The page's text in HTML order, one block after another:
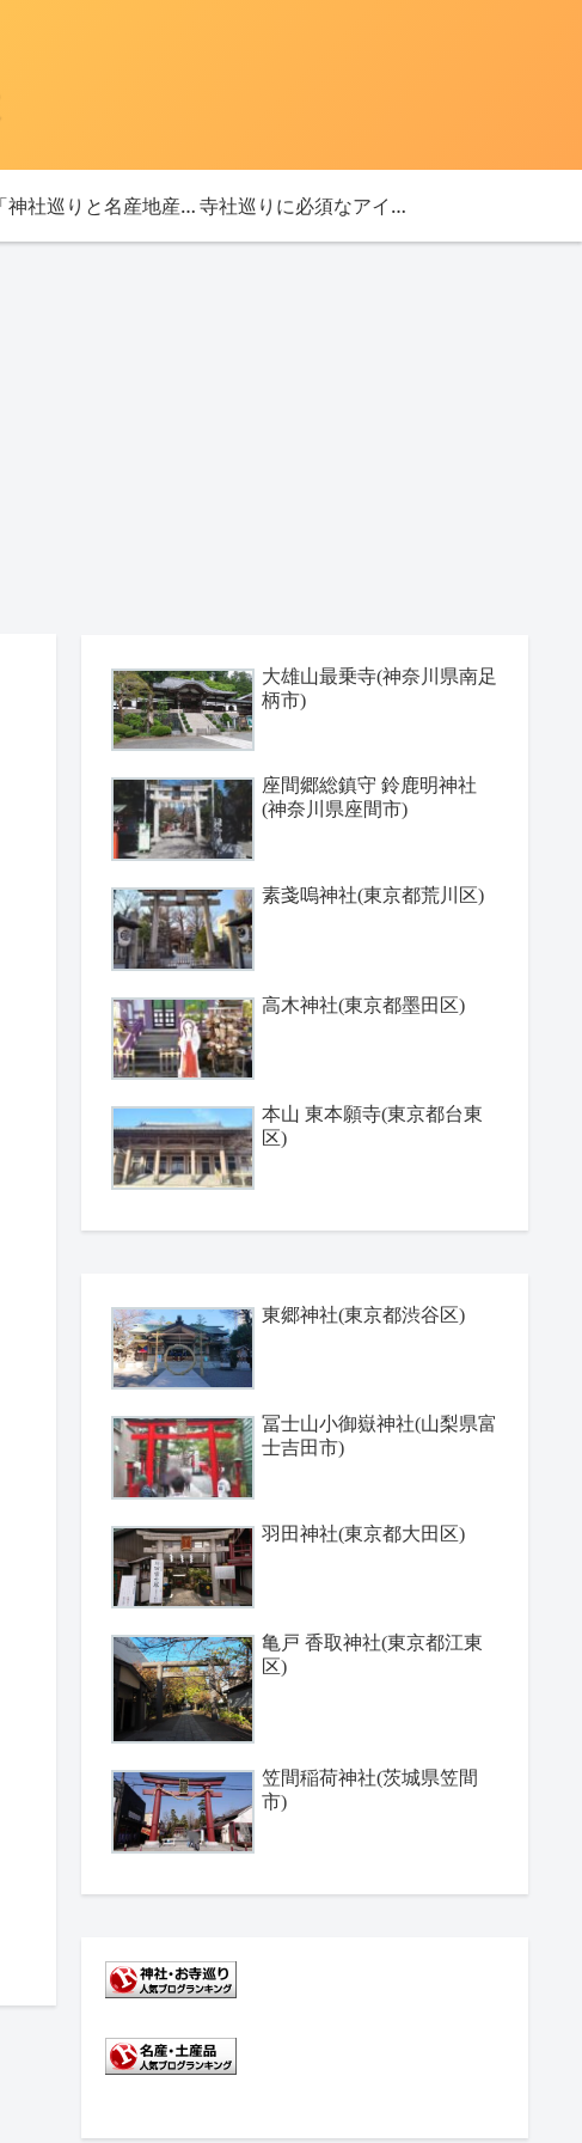
「神社巡りと名産地産を探す旅」ブログ始めました！ 寺社巡りに必須なアイテム
大雄山最乗寺(神奈川県南足
柄市)
座間郷総鎮守 鈴鹿明神社
(神奈川県座間市)
素戔嗚神社(東京都荒川区)
高木神社(東京都墨田区)
本山 東本願寺(東京都台東
区)
東郷神社(東京都渋谷区)
冨士山小御嶽神社(山梨県富
士吉田市)
羽田神社(東京都大田区)
亀戸 香取神社(東京都江東
区)
笠間稲荷神社(茨城県笠間
市)